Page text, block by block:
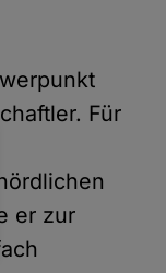
Für
er zur